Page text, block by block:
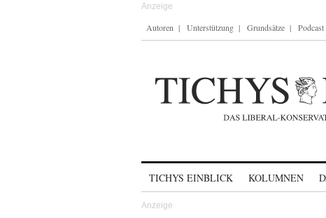
Autoren Unterstützung Grundsätze Podcast
TICHYS EINBLICK KOLUMNEN